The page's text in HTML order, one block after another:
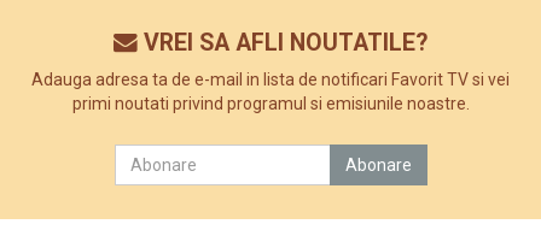
VREI SA AFLI NOUTATILE?
Adauga adresa ta de e-mail in lista de notificari Favorit TV si vei
primi noutati privind programul si emisiunile noastre.